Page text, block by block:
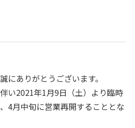
にありがとうございます。
い2021年1月9日（土）より臨時
4月中旬に営業再開することとな